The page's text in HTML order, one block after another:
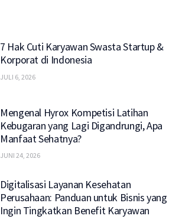
7 Hak Cuti Karyawan Swasta Startup &
Korporat di Indonesia
JULI 6, 2026
Mengenal Hyrox Kompetisi Latihan
Kebugaran yang Lagi Digandrungi, Apa
Manfaat Sehatnya?
JUNI 24, 2026
Digitalisasi Layanan Kesehatan
Perusahaan: Panduan untuk Bisnis yang
Ingin Tingkatkan Benefit Karyawan